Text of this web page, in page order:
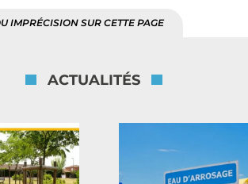
IMPRÉCISION SUR CETTE PAGE
ACTUALITÉS